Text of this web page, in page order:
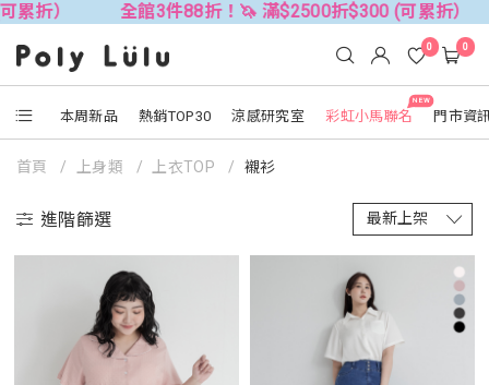
全館3件88折！🦄 滿$2500折$300 (可累折） 全館3
本周新品 熱銷TOP30 涼感研究室
NEW
彩虹小馬聯名 門市資
0 0
首頁 上身類 上衣TOP 襯衫
進階篩選